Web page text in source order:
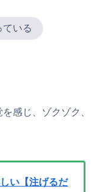
ている
感じ、ゾクゾク、
い【注げるだ